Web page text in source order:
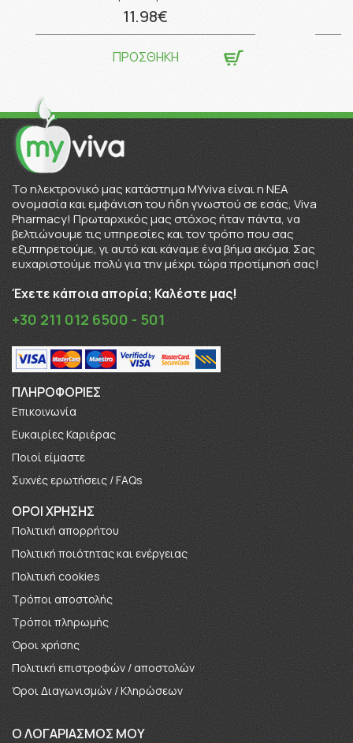
11.98€
ΠΡΟΣΘΗΚΗ
To ηλεκτρονικό μας κατάστημα MYviva είναι η ΝΕΑ
ονομασία και εμφάνιση του ήδη γνωστού σε εσάς, Viva
Pharmacy! Πρωταρχικός μας στόχος ήταν πάντα, να
βελτιώνουμε τις υπηρεσίες και τον τρόπο που σας
εξυπηρετούμε, γι αυτό και κάναμε ένα βήμα ακόμα. Σας
ευχαριστούμε πολύ για την μέχρι τώρα προτίμησή σας!
Έχετε κάποια απορία; Καλέστε μας!
+30 211 012 6500 - 501
ΠΛΗΡΟΦΟΡΊΕΣ
Επικοινωνία
Ευκαιρίες Καριέρας
Πoιοί είμαστε
Συχνές ερωτήσεις / FAQs
ΟΡΟΙ ΧΡΗΣΗΣ
Πολιτική απορρήτου
Πολιτική ποιότητας και ενέργειας
Πολιτική cookies
Τρόποι αποστολής
Τρόποι πληρωμής
Όροι χρήσης
Πολιτική επιστροφών / αποστολών
Όροι Διαγωνισμών / Κληρώσεων
O ΛΟΓΑΡΙΑΣΜΟΣ ΜΟΥ